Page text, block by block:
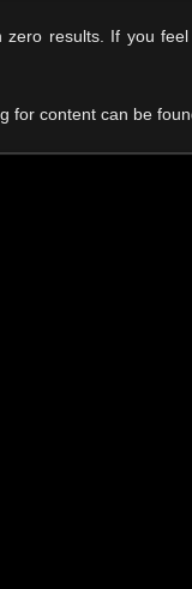
results. If you
for content can be